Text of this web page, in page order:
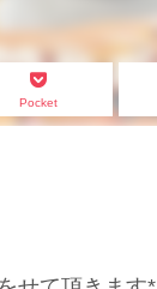
Pocket